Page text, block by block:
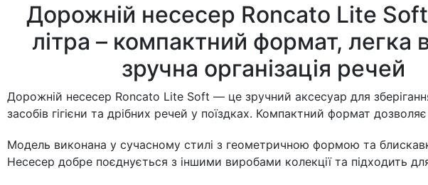
Дорожній несесер Roncato Lite
літра – компактний формат, легка
зручна організація речей
Дорожній несесер Roncato Lite Soft — це зручний аксесуар для
засобів гігієни та дрібних речей у поїздках. Компактний формат
Модель виконана у сучасному стилі з геометричною формою та
Несесер добре поєднується з іншими виробами колекції та підходить